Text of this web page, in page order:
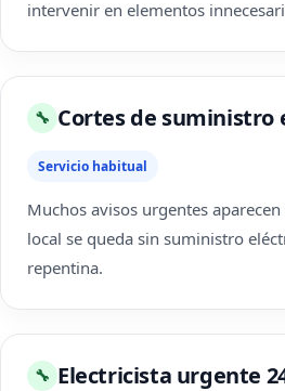
intervenir en elementos
🔧 Cortes de suministro
Servicio habitual
Muchos avisos urgentes
local se queda sin suministro
repentina.
🔧 Electricista urgente